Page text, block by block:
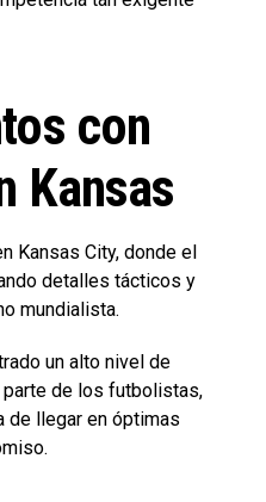
con
Kansas
Kansas City, donde el
detalles tácticos y
mundialista.
un alto nivel de
de los futbolistas,
de llegar en óptimas